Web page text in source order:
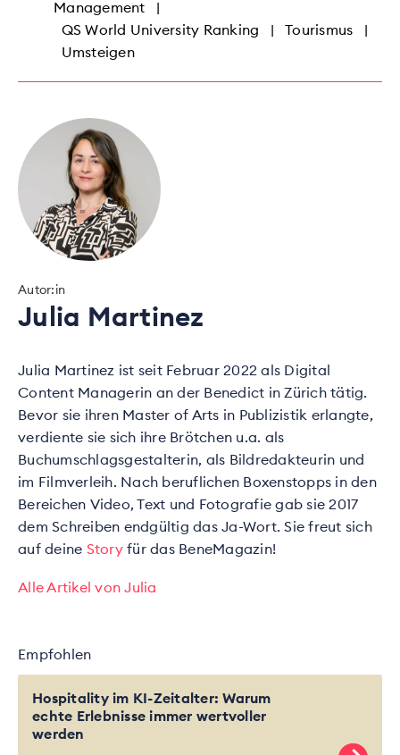
Management |
QS World University Ranking | Tourismus |
Umsteigen
Autor:in
Julia Martinez
Julia Martinez ist seit Februar 2022 als Digital
Content Managerin an der Benedict in Zürich tätig.
Bevor sie ihren Master of Arts in Publizistik erlangte,
verdiente sie sich ihre Brötchen u.a. als
Buchumschlagsgestalterin, als Bildredakteurin und
im Filmverleih. Nach beruflichen Boxenstopps in den
Bereichen Video, Text und Fotografie gab sie 2017
dem Schreiben endgültig das Ja-Wort. Sie freut sich
auf deine Story für das BeneMagazin!
Alle Artikel von Julia
Empfohlen
Hospitality im KI-Zeitalter: Warum
echte Erlebnisse immer wertvoller
werden